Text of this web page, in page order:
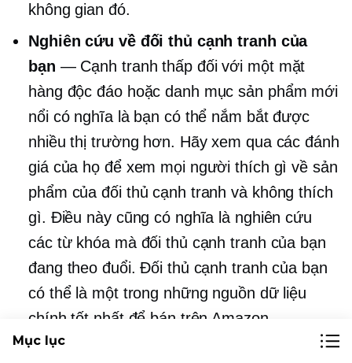
không gian đó.
Nghiên cứu về đối thủ cạnh tranh của
bạn — Cạnh tranh thấp đối với một mặt
hàng độc đáo hoặc danh mục sản phẩm mới
nổi có nghĩa là bạn có thể nắm bắt được
nhiều thị trường hơn. Hãy xem qua các đánh
giá của họ để xem mọi người thích gì về sản
phẩm của đối thủ cạnh tranh và không thích
gì. Điều này cũng có nghĩa là nghiên cứu
các từ khóa mà đối thủ cạnh tranh của bạn
đang theo đuổi. Đối thủ cạnh tranh của bạn
có thể là một trong những nguồn dữ liệu
chính tốt nhất để bán trên Amazon.
Nghiên cứu chủ đề
— Mọi người muốn đọc
Mục lục